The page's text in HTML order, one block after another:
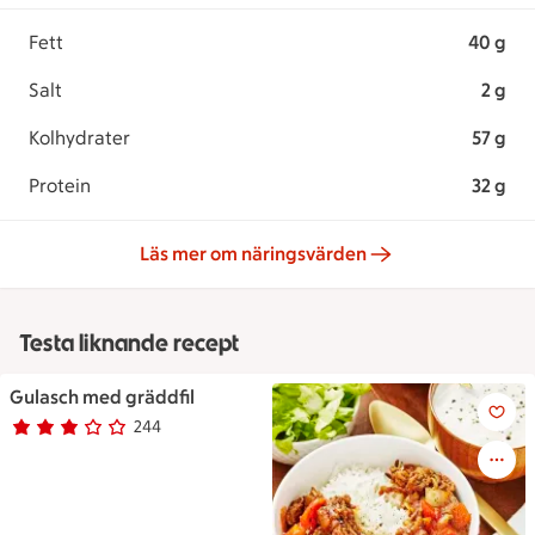
Fett 40 g
Salt 2 g
Kolhydrater 57 g
Protein 32 g
Läs mer om näringsvärden
Testa liknande recept
Gulasch med gräddfil
Betyg 2.8 av 5. 244
244 personer har röstat
Gulasch med gräddfil